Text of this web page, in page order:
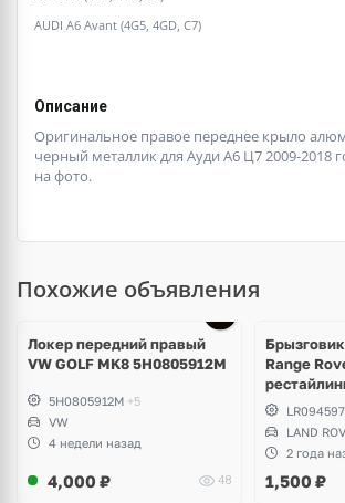
AUDI A6 Avant (4G5, 4GD, C7)
Описание
Оригинальное правое переднее крыло
черный металлик для Ауди А6 Ц7 2009-2018
на фото.
Похожие объявления
Локер передний правый
VW GOLF MK8 5H0805912M
5H0805912M +5
VW
4 недели назад
4,000 ₽ 48
Range
LR094597
LAND
2 года
1,500 ₽